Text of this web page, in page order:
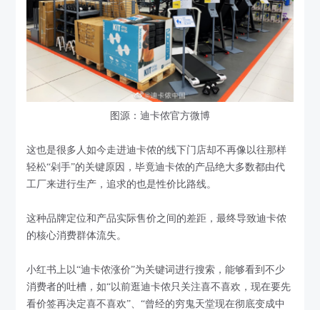
图源：迪卡侬官方微博
这也是很多人如今走进迪卡侬的线下门店却不再像以往那样
轻松“剁手”的关键原因，毕竟迪卡侬的产品绝大多数都由代
工厂来进行生产，追求的也是性价比路线。
这种品牌定位和产品实际售价之间的差距，最终导致迪卡侬
的核心消费群体流失。
小红书上以“迪卡侬涨价”为关键词进行搜索，能够看到不少
消费者的吐槽，如“以前逛迪卡侬只关注喜不喜欢，现在要先
看价签再决定喜不喜欢”、“曾经的穷鬼天堂现在彻底变成中